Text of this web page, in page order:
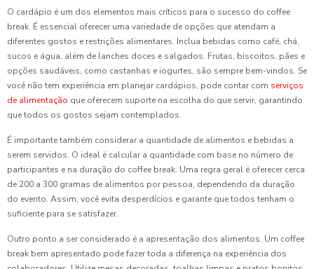
O cardápio é um dos elementos mais críticos para o sucesso do coffee
break. É essencial oferecer uma variedade de opções que atendam a
diferentes gostos e restrições alimentares. Inclua bebidas como café, chá,
sucos e água, além de lanches doces e salgados. Frutas, biscoitos, pães e
opções saudáveis, como castanhas e iogurtes, são sempre bem-vindos. Se
você não tem experiência em planejar cardápios, pode contar com serviços
de alimentação que oferecem suporte na escolha do que servir, garantindo
que todos os gostos sejam contemplados.
É importante também considerar a quantidade de alimentos e bebidas a
serem servidos. O ideal é calcular a quantidade com base no número de
participantes e na duração do coffee break. Uma regra geral é oferecer cerca
de 200 a 300 gramas de alimentos por pessoa, dependendo da duração
do evento. Assim, você evita desperdícios e garante que todos tenham o
suficiente para se satisfazer.
Outro ponto a ser considerado é a apresentação dos alimentos. Um coffee
break bem apresentado pode fazer toda a diferença na experiência dos